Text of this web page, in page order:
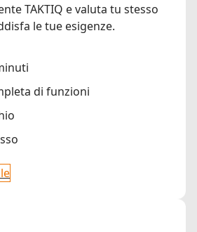
TAKTIQ e valuta tu stesso
le tue esigenze.
di funzioni